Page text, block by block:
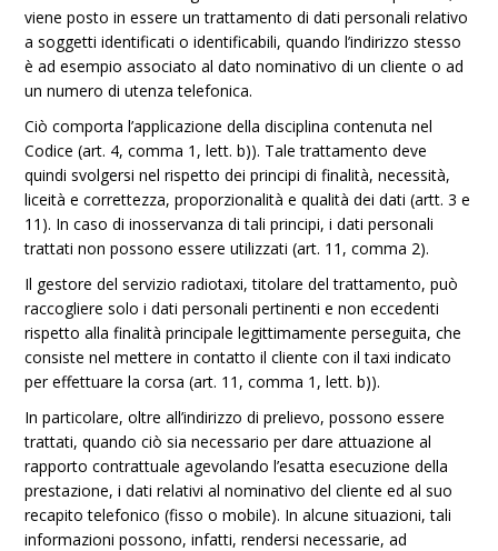
viene posto in essere un trattamento di dati personali relativo
a soggetti identificati o identificabili, quando l’indirizzo stesso
è ad esempio associato al dato nominativo di un cliente o ad
un numero di utenza telefonica.
Ciò comporta l’applicazione della disciplina contenuta nel
Codice (art. 4, comma 1, lett. b)). Tale trattamento deve
quindi svolgersi nel rispetto dei principi di finalità, necessità,
liceità e correttezza, proporzionalità e qualità dei dati (artt. 3 e
11). In caso di inosservanza di tali principi, i dati personali
trattati non possono essere utilizzati (art. 11, comma 2).
Il gestore del servizio radiotaxi, titolare del trattamento, può
raccogliere solo i dati personali pertinenti e non eccedenti
rispetto alla finalità principale legittimamente perseguita, che
consiste nel mettere in contatto il cliente con il taxi indicato
per effettuare la corsa (art. 11, comma 1, lett. b)).
In particolare, oltre all’indirizzo di prelievo, possono essere
trattati, quando ciò sia necessario per dare attuazione al
rapporto contrattuale agevolando l’esatta esecuzione della
prestazione, i dati relativi al nominativo del cliente ed al suo
recapito telefonico (fisso o mobile). In alcune situazioni, tali
informazioni possono, infatti, rendersi necessarie, ad